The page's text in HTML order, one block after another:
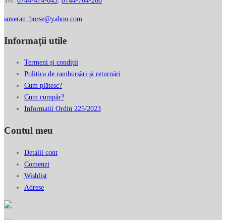
suveran_borse@yahoo.com
Informații utile
Termeni și condiții
Politica de rambursări și returnări
Cum plătesc?
Cum cumpăr?
Informatii Ordin 225/2023
Contul meu
Detalii cont
Comenzi
Wishlist
Adrese